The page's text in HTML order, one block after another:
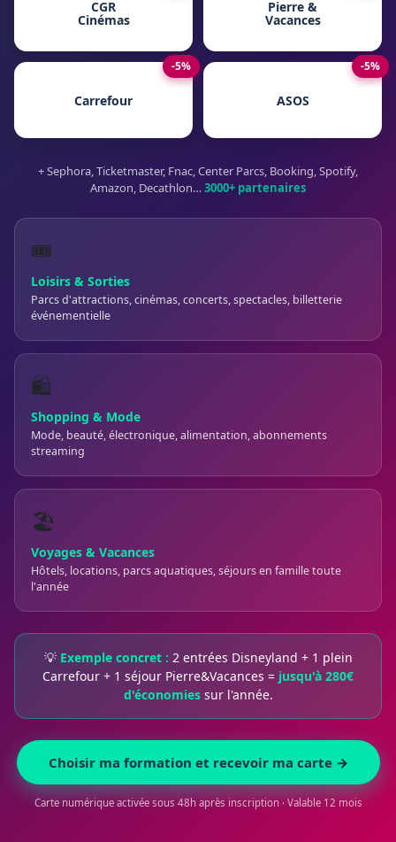
CGR
Cinémas
Pierre &
Vacances
-5%
Carrefour
-5%
ASOS
+ Sephora, Ticketmaster, Fnac, Center Parcs, Booking, Spotify,
Amazon, Decathlon…3000+ partenaires
🎟️
Loisirs & Sorties
Parcs d'attractions, cinémas, concerts, spectacles, billetterie
événementielle
🛍️
Shopping & Mode
Mode, beauté, électronique, alimentation, abonnements
streaming
🏖️
Voyages & Vacances
Hôtels, locations, parcs aquatiques, séjours en famille toute
l'année
💡 Exemple concret : 2 entrées Disneyland + 1 plein
Carrefour + 1 séjour Pierre&Vacances = jusqu'à 280€
d'économiessur l'année.
Choisir ma formation et recevoir ma carte →
Carte numérique activée sous 48h après inscription · Valable 12 mois